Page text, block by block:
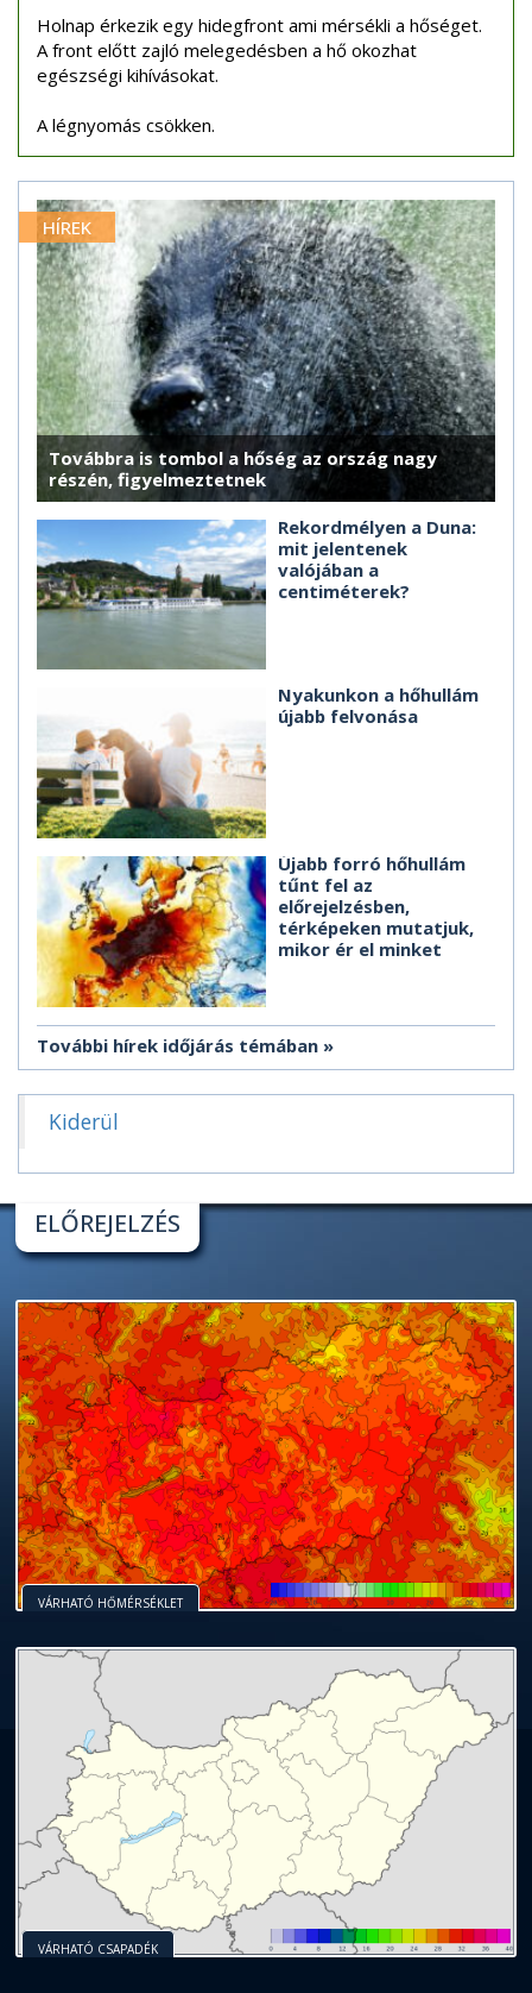
Holnap érkezik egy hidegfront ami mérsékli a hőséget.
A front előtt zajló melegedésben a hő okozhat
egészségi kihívásokat.
A légnyomás csökken.
HÍREK
Továbbra is tombol a hőség az ország nagy
részén, figyelmeztetnek
Rekordmélyen a Duna:
mit jelentenek
valójában a
centiméterek?
Nyakunkon a hőhullám
újabb felvonása
Újabb forró hőhullám
tűnt fel az
előrejelzésben,
térképeken mutatjuk,
mikor ér el minket
További hírek időjárás témában
Kiderül
ELŐREJELZÉS
VÁRHATÓ HŐMÉRSÉKLET
VÁRHATÓ CSAPADÉK